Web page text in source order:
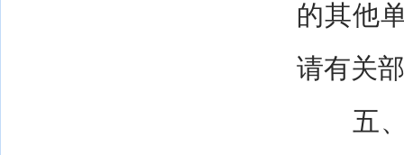
的其他
请有关
五、